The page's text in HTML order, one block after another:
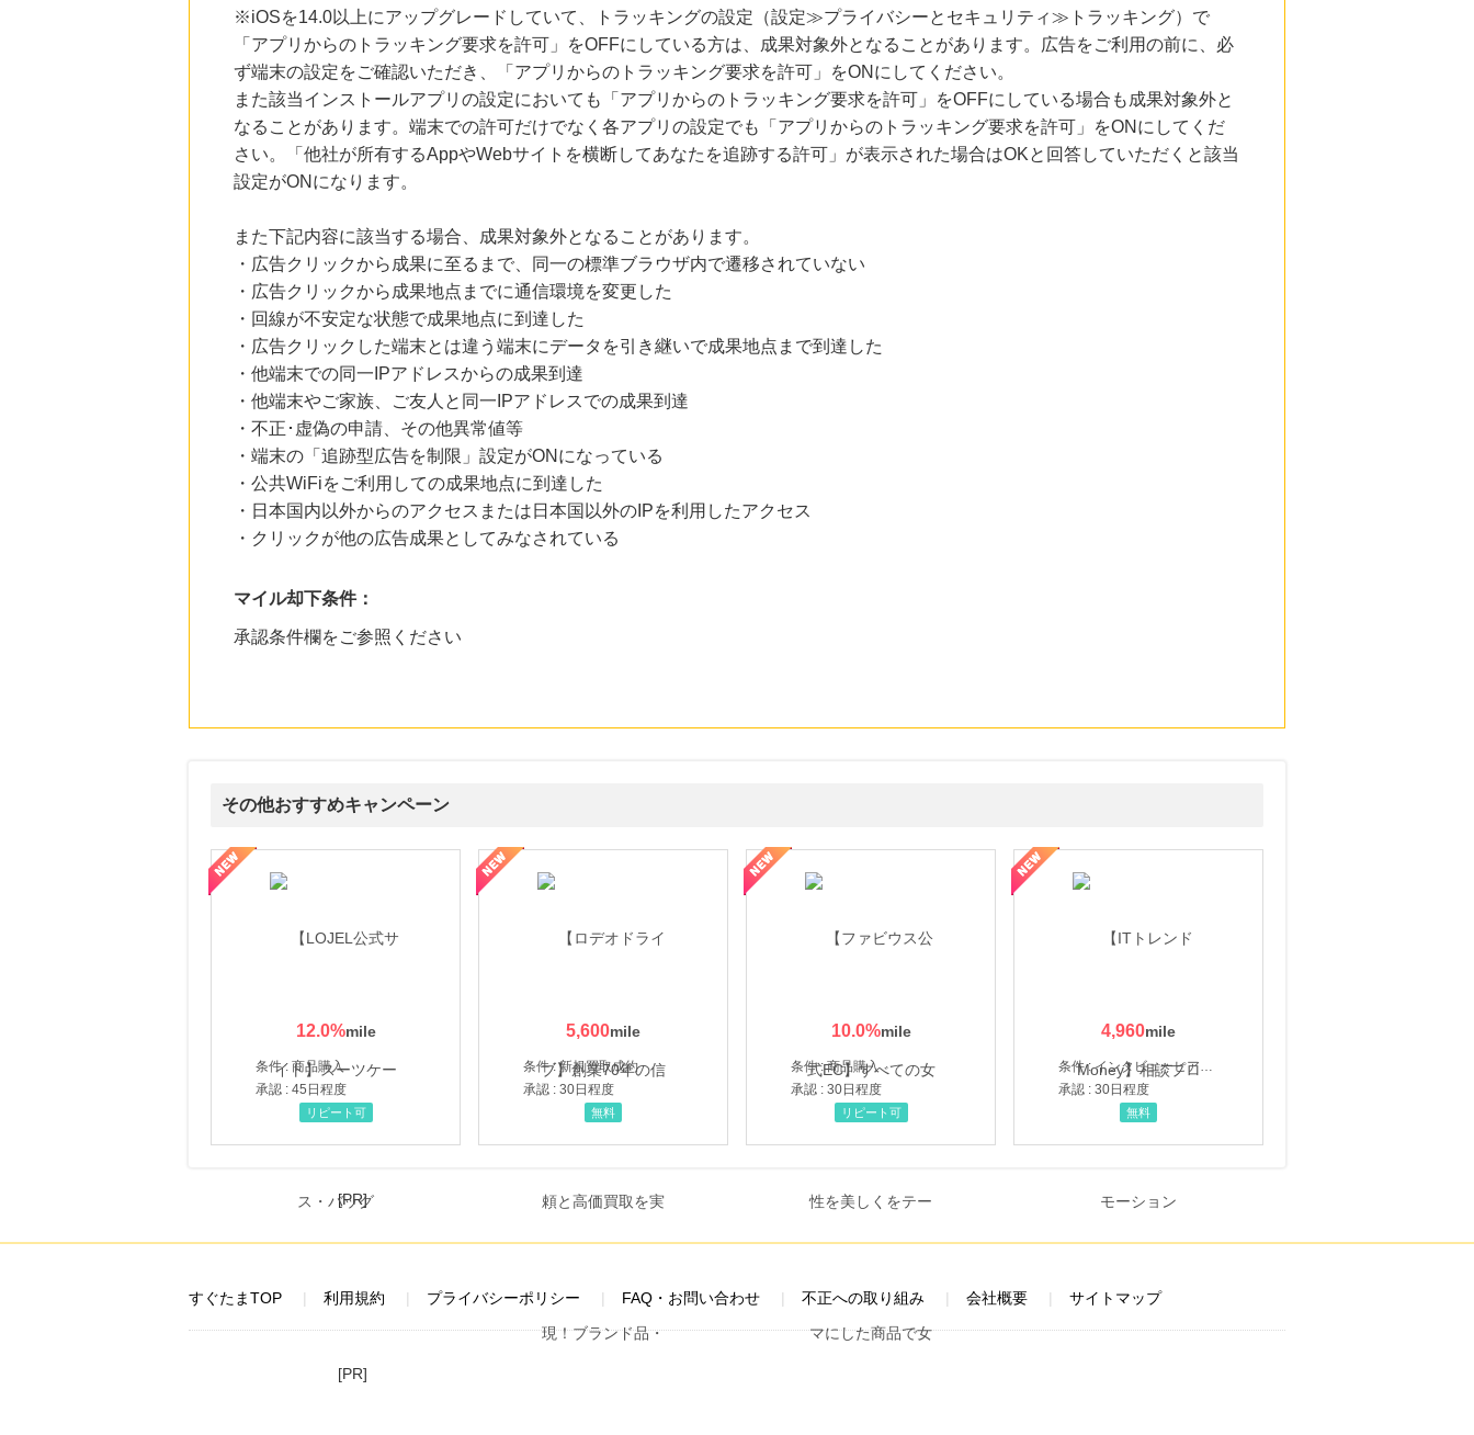
※iOSを14.0以上にアップグレードしていて、トラッキングの設定（設定≫プライバシーとセキュリティ≫トラッキング）で
「アプリからのトラッキング要求を許可」をOFFにしている方は、成果対象外となることがあります。広告をご利用の前に、必
ず端末の設定をご確認いただき、「アプリからのトラッキング要求を許可」をONにしてください。
また該当インストールアプリの設定においても「アプリからのトラッキング要求を許可」をOFFにしている場合も成果対象外と
なることがあります。端末での許可だけでなく各アプリの設定でも「アプリからのトラッキング要求を許可」をONにしてくだ
さい。「他社が所有するAppやWebサイトを横断してあなたを追跡する許可」が表示された場合はOKと回答していただくと該当
設定がONになります。
また下記内容に該当する場合、成果対象外となることがあります。
・広告クリックから成果に至るまで、同一の標準ブラウザ内で遷移されていない
・広告クリックから成果地点までに通信環境を変更した
・回線が不安定な状態で成果地点に到達した
・広告クリックした端末とは違う端末にデータを引き継いで成果地点まで到達した
・他端末での同一IPアドレスからの成果到達
・他端末やご家族、ご友人と同一IPアドレスでの成果到達
・不正･虚偽の申請、その他異常値等
・端末の「追跡型広告を制限」設定がONになっている
・公共WiFiをご利用しての成果地点に到達した
・日本国内以外からのアクセスまたは日本国以外のIPを利用したアクセス
・クリックが他の広告成果としてみなされている
マイル却下条件：
承認条件欄をご参照ください
その他おすすめキャンペーン
12.0%
条件 : 商品購入
承認 : 45日程度
リピート可
5,600
条件 : 新規買取成約
承認 : 30日程度
高価買取を実現！ブランド品・貴金属の無料査定
無料
10.0%
条件 : 商品購入
承認 : 30日程度
ファビウス公式EC】すべての女性を美しくをテーマにした商品で女性の美を応援しています
リピート可
4,960
条件 : インタビューヒアリング完了
承認 : 30日程度
【ITトレンドMoney】相談プロモーション
無料
[PR]
すぐたまTOP 利用規約 プライバシーポリシー FAQ・お問い合わせ 不正への取り組み 会社概要 サイトマップ
[PR]